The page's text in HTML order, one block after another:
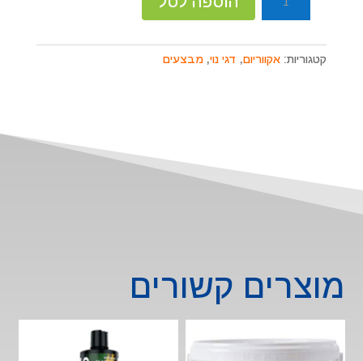
איכותי
קטגוריות: אקווריום, דגי נוי, מבצעים
מוצרים קשורים